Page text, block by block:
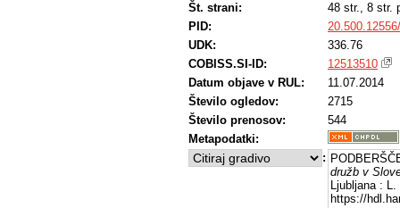
Št. strani:
48 str., 8 str.
PID:
UDK:
336.76
COBISS.SI-ID:
12513510
Datum objave v RUL:
11.07.2014
Število ogledov:
2715
Število prenosov:
544
Metapodatki:
:
družb v
Ljubljana :
https://